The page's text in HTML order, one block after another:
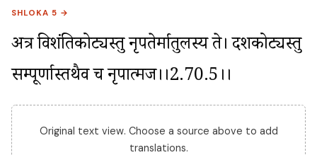
SHLOKA 5 →
अत्र विशंतिकोट्यस्तु नृपतेर्मातुलस्य ते। दशकोट्यस्तु
सम्पूर्णास्तथैव च नृपात्मज।।2.70.5।।
Original text view. Choose a source above to add
translations.